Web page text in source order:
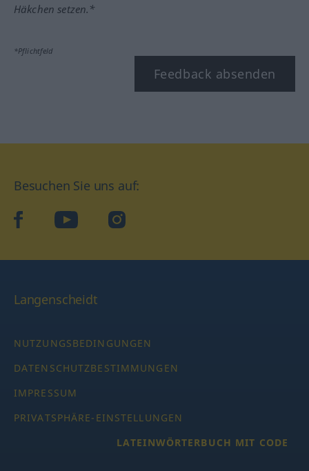
Häkchen setzen.*
*Pflichtfeld
Feedback absenden
Besuchen Sie uns auf:
facebookYouTube Instagram
Langenscheidt
NUTZUNGSBEDINGUNGEN
DATENSCHUTZBESTIMMUNGEN
IMPRESSUM
PRIVATSPHÄRE-EINSTELLUNGEN
LATEINWÖRTERBUCH MIT CODE